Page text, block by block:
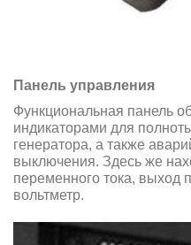
Панель управления
Функциональная панель
индикаторами для
генератора, а также
выключения. Здесь же
переменного тока, выход
вольтметр.